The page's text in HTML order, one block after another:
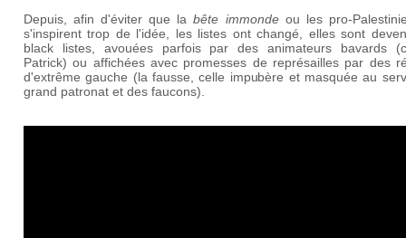
Depuis, afin d'éviter que labête immonde ou les pro-
s'inspirent trop de l'idée, les listes ont changé, elles sont
black listes, avouées parfois par des animateurs bavards
Patrick) ou affichées avec promesses de représailles par des
d'extrême gauche (la fausse, celle impubère et masquée au
grand patronat et des faucons).